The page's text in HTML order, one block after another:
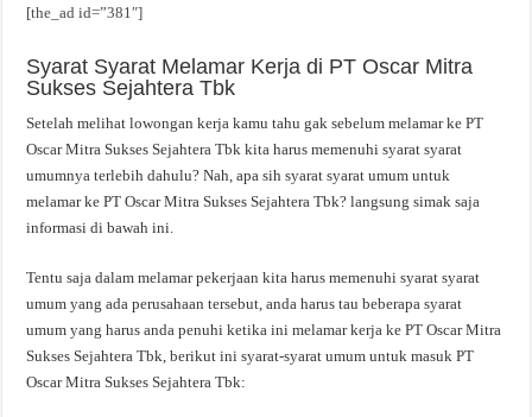
[the_ad id=”381″]
Syarat Syarat Melamar Kerja di PT Oscar Mitra
Sukses Sejahtera Tbk
Setelah melihat lowongan kerja kamu tahu gak sebelum melamar ke PT
Oscar Mitra Sukses Sejahtera Tbk kita harus memenuhi syarat syarat
umumnya terlebih dahulu? Nah, apa sih syarat syarat umum untuk
melamar ke PT Oscar Mitra Sukses Sejahtera Tbk? langsung simak saja
informasi di bawah ini.
Tentu saja dalam melamar pekerjaan kita harus memenuhi syarat syarat
umum yang ada perusahaan tersebut, anda harus tau beberapa syarat
umum yang harus anda penuhi ketika ini melamar kerja ke PT Oscar Mitra
Sukses Sejahtera Tbk, berikut ini syarat-syarat umum untuk masuk PT
Oscar Mitra Sukses Sejahtera Tbk: